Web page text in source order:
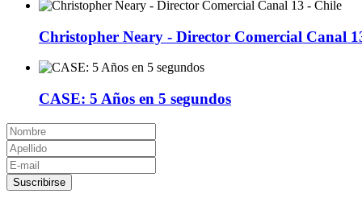
Christopher Neary - Director Comercial Canal
CASE: 5 Años en 5 segundos
Suscribirse